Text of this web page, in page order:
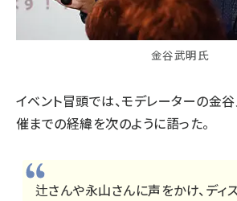
金谷武明氏
イベント冒頭では、モデレーターの金谷
催までの経緯を次のように語った。
辻さんや永山さんに声をかけ、ディ